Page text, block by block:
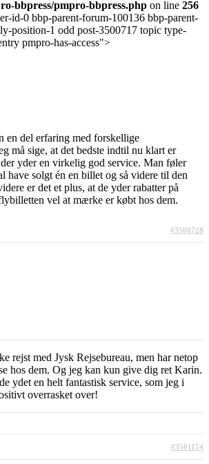
bbpress/pmpro-bbpress.php on line 256
id-0 bbp-parent-forum-100136 bbp-parent-
position-1 odd post-3500717 topic type-
pmpro-has-access">
en del erfaring med forskellige
må sige, at det bedste indtil nu klart er
yder en virkelig god service. Man føler
have solgt én en billet og så videre til den
er det et plus, at de yder rabatter på
vel at mærke er købt hos dem.
#3500728
rejst med Jysk Rejsebureau, men har netop
hos dem. Og jeg kan kun give dig ret Karin.
ydet en helt fantastisk service, som jeg i
overrasket over!
#3501174